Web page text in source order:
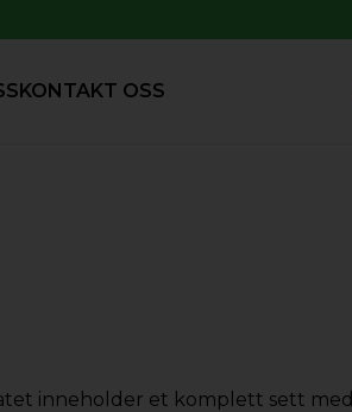
KONTAKT OSS
inneholder et komplett sett med